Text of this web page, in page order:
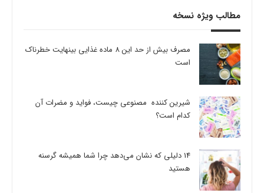
مطالب ویژه نسخه
مصرف بیش از حد این 8 ماده غذایی بینهایت خطرناک
است
شیرین کننده مصنوعی چیست، فواید و مضرات آن
کدام است؟
14 دلیلی که نشان می‌دهد چرا شما همیشه گرسنه
هستید